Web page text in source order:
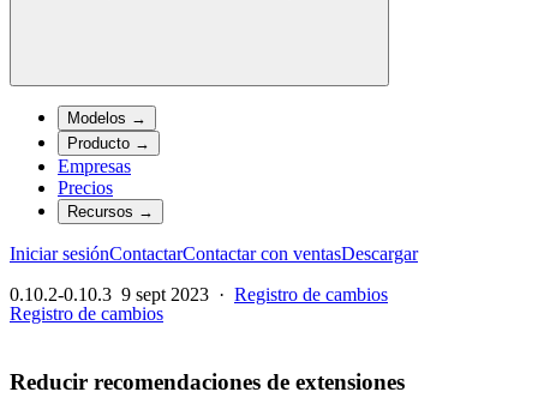
Modelos →
Producto →
Empresas
Precios
Recursos →
Iniciar sesiónContactarContactar con ventasDescargar
0.10.2-0.10.3 9 sept 2023 · Registro de cambios
Registro de cambios
Reducir recomendaciones de extensiones